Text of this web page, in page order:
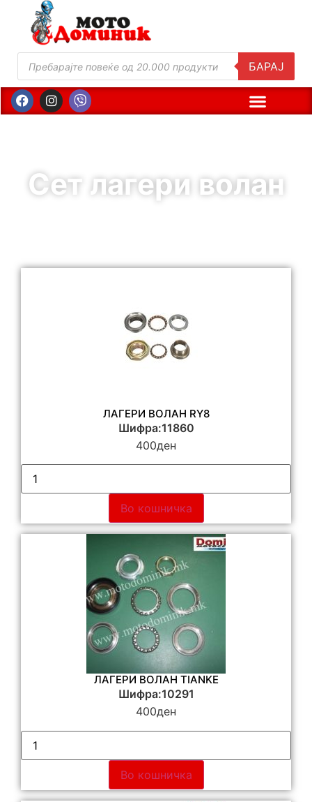
БАРАЈ
Сет лагери волан
ЛАГЕРИ ВОЛАН RY8
Шифра:11860
400ден
Во кошничка
ЛАГЕРИ ВОЛАН TIANKE
Шифра:10291
400ден
Во кошничка